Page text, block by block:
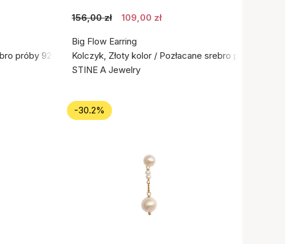
próby 925
156,00 zł 109,00 zł
Big Flow Earring
Kolczyk, Złoty kolor / Pozłacane srebro próby 925
STINE A Jewelry
-30.2%